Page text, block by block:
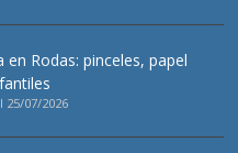
en Rodas: pinceles, papel
07/2026